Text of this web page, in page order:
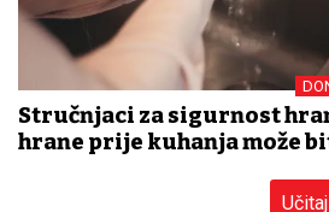
Stručnjaci za sigurnost
hrane prije kuhanja može